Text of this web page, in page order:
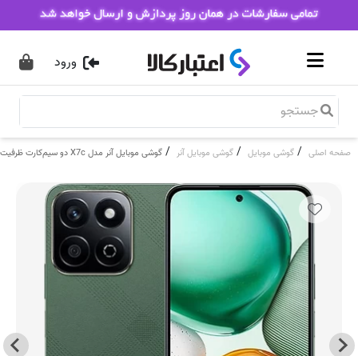
ورود
صفحه اصلی / گوشی موبایل / گوشی موبایل آنر / گوشی موبایل آنر مدل X7c دو سیم‌کارت ظرفیت 256 گیگابایت و 8 گیگابایت